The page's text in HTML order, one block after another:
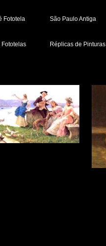
Fototela
Fototelas
São Paulo Antiga
Réplicas de Pinturas